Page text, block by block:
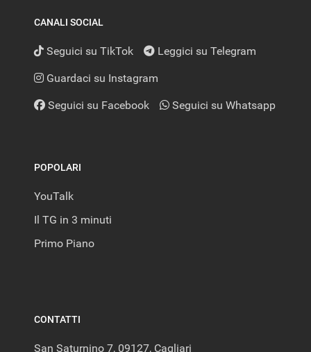
CANALI SOCIAL
Seguici su TikTok Leggici su Telegram
Guardaci su Instagram
Seguici su Facebook Seguici su Whatsapp
POPOLARI
YouTalk
Il TG in 3 minuti
Primo Piano
CONTATTI
San Saturnino 7, 09127, Cagliari